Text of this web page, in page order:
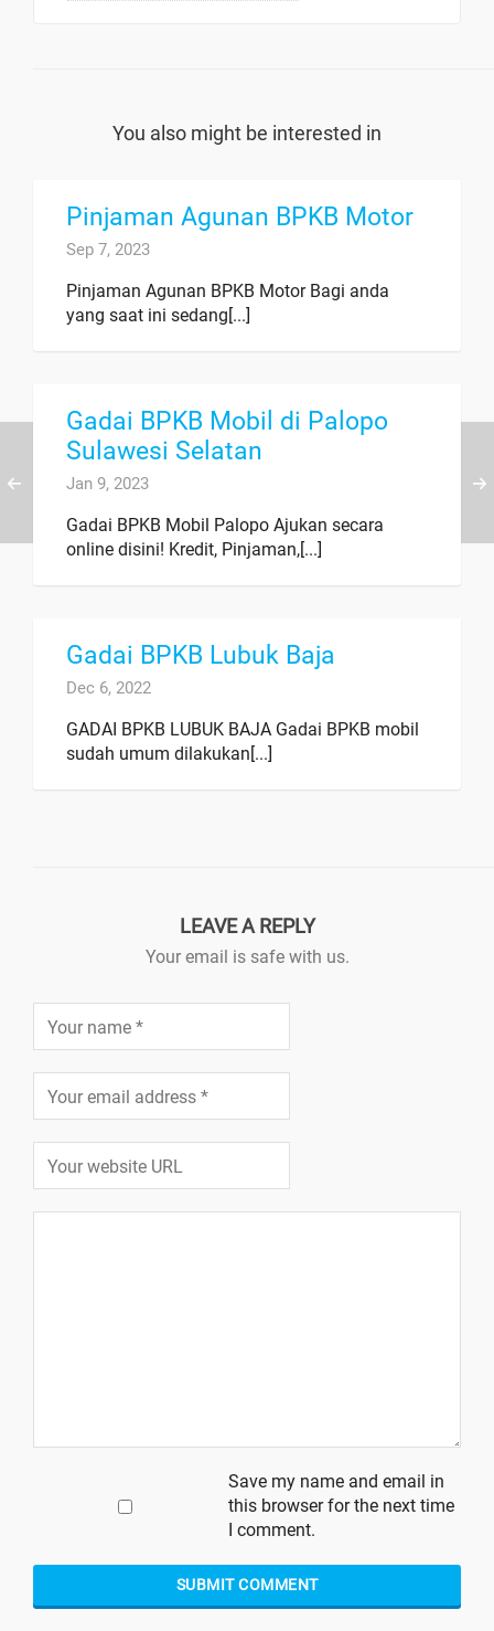
You also might be interested in
Pinjaman Agunan BPKB Motor
Sep 7, 2023
Pinjaman Agunan BPKB Motor Bagi anda
yang saat ini sedang[...]
Gadai BPKB Mobil di Palopo
Sulawesi Selatan
Jan 9, 2023
Gadai BPKB Mobil Palopo Ajukan secara
online disini! Kredit, Pinjaman,[...]
Gadai BPKB Lubuk Baja
Dec 6, 2022
GADAI BPKB LUBUK BAJA Gadai BPKB mobil
sudah umum dilakukan[...]
LEAVE A REPLY
Your email is safe with us.
Save my name and email in
this browser for the next time
I comment.